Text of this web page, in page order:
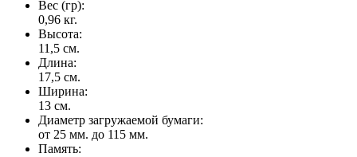
Вес (гр):
0,96 кг.
Высота:
11,5 см.
Длина:
17,5 см.
Ширина:
13 см.
Диаметр загружаемой бумаги:
от 25 мм. до 115 мм.
Память: